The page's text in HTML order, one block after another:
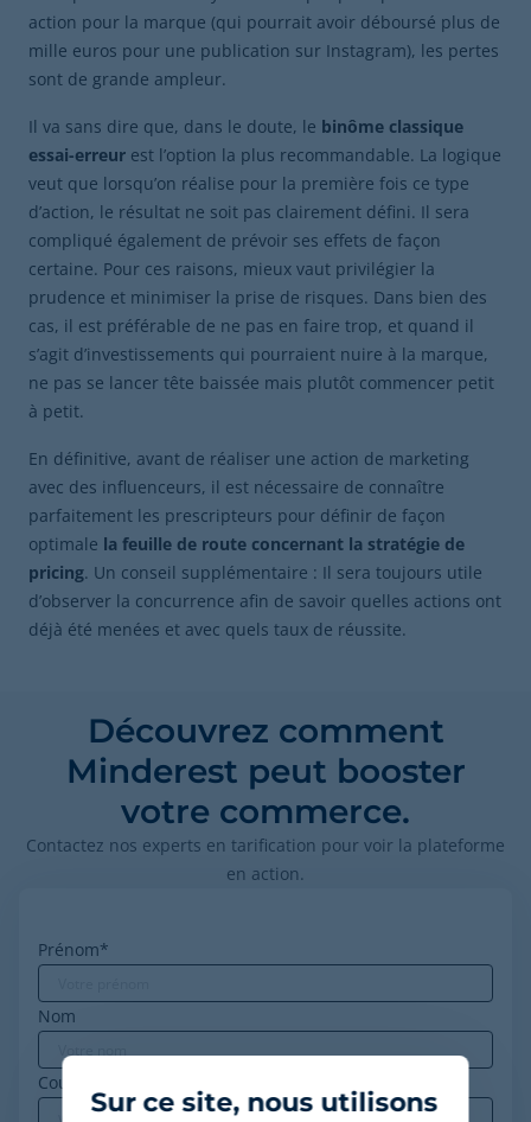
action pour la marque (qui pourrait avoir déboursé plus de
mille euros pour une publication sur Instagram), les pertes
sont de grande ampleur.
Il va sans dire que, dans le doute, le binôme classique
essai-erreur est l’option la plus recommandable. La logique
veut que lorsqu’on réalise pour la première fois ce type
d’action, le résultat ne soit pas clairement défini. Il sera
compliqué également de prévoir ses effets de façon
certaine. Pour ces raisons, mieux vaut privilégier la
prudence et minimiser la prise de risques. Dans bien des
cas, il est préférable de ne pas en faire trop, et quand il
s’agit d’investissements qui pourraient nuire à la marque,
ne pas se lancer tête baissée mais plutôt commencer petit
à petit.
En définitive, avant de réaliser une action de marketing
avec des influenceurs, il est nécessaire de connaître
parfaitement les prescripteurs pour définir de façon
optimale la feuille de route concernant la stratégie de
pricing. Un conseil supplémentaire : Il sera toujours utile
d’observer la concurrence afin de savoir quelles actions ont
déjà été menées et avec quels taux de réussite.
Découvrez comment
Minderest peut booster
votre commerce.
Contactez nos experts en tarification pour voir la plateforme
en action.
Prénom*
Nom
Courriel professionnel
Sur ce site, nous utilisons